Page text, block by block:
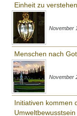
Einheit zu verstehen
November
Menschen nach
November
Initiativen kommen
Umweltbewusstsein